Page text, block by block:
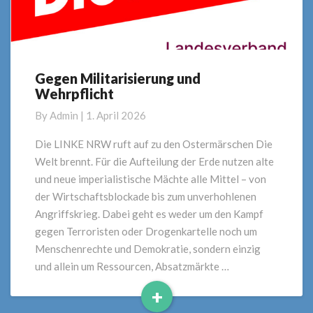
Gegen
Militarisierung
Wehrpflicht
Gegen Militarisierung und
Wehrpflicht
ByAdmin | 1. April 2026
Die LINKE NRW ruft auf zu den Ostermärschen Die
Welt brennt. Für die Aufteilung der Erde nutzen alte
und neue imperialistische Mächte alle Mittel – von
der Wirtschaftsblockade bis zum unverhohlenen
Angriffskrieg. Dabei geht es weder um den Kampf
gegen Terroristen oder Drogenkartelle noch um
Menschenrechte und Demokratie, sondern einzig
und allein um Ressourcen, Absatzmärkte …
+